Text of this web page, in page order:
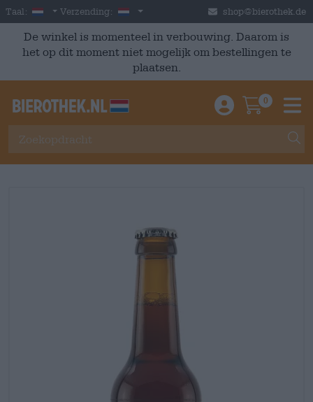
Skip to main content
Taal: Dutch
Verzending: Nederland shop@bierothek.de
De winkel is momenteel in verbouwing. Daarom is
het op dit moment niet mogelijk om bestellingen te
plaatsen.
Einloggen /
0